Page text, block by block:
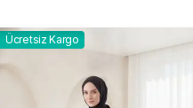
Ücretsiz Kargo